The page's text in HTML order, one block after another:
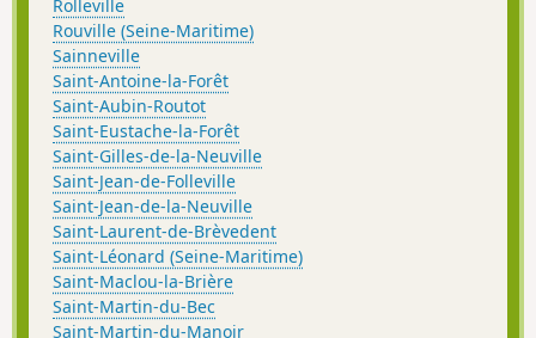
Rolleville
Rouville (Seine-Maritime)
Sainneville
Saint-Antoine-la-Forêt
Saint-Aubin-Routot
Saint-Eustache-la-Forêt
Saint-Gilles-de-la-Neuville
Saint-Jean-de-Folleville
Saint-Jean-de-la-Neuville
Saint-Laurent-de-Brèvedent
Saint-Léonard (Seine-Maritime)
Saint-Maclou-la-Brière
Saint-Martin-du-Bec
Saint-Martin-du-Manoir